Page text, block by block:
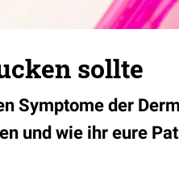
sollte
Symptome der
und wie ihr eure